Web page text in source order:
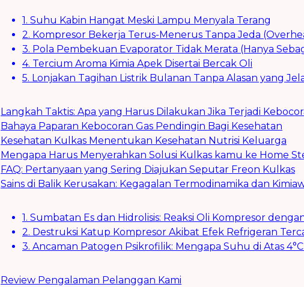
1. Suhu Kabin Hangat Meski Lampu Menyala Terang
2. Kompresor Bekerja Terus-Menerus Tanpa Jeda
3. Pola Pembekuan Evaporator Tidak Merata (Hanya
4. Tercium Aroma Kimia Apek Disertai Bercak Oli
5. Lonjakan Tagihan Listrik Bulanan Tanpa Alasan yang
Langkah Taktis: Apa yang Harus Dilakukan Jika Terjadi
Bahaya Paparan Kebocoran Gas Pendingin Bagi Kesehatan
Kesehatan Kulkas Menentukan Kesehatan Nutrisi Keluarga
Mengapa Harus Menyerahkan Solusi Kulkas kamu ke Home
FAQ: Pertanyaan yang Sering Diajukan Seputar Freon Kulkas
Sains di Balik Kerusakan: Kegagalan Termodinamika dan
1. Sumbatan Es dan Hidrolisis: Reaksi Oli Kompresor
2. Destruksi Katup Kompresor Akibat Efek Refrigeran
3. Ancaman Patogen Psikrofilik: Mengapa Suhu di Atas
Review Pengalaman Pelanggan Kami